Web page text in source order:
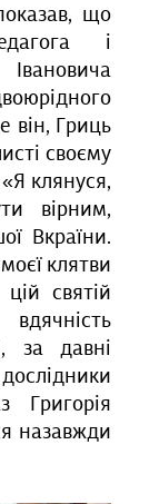
що
і
він, Гриць
своєму
клянуся,
вірним,
Вкраїни.
клятви
святій
за давні
Григорія
назавжди